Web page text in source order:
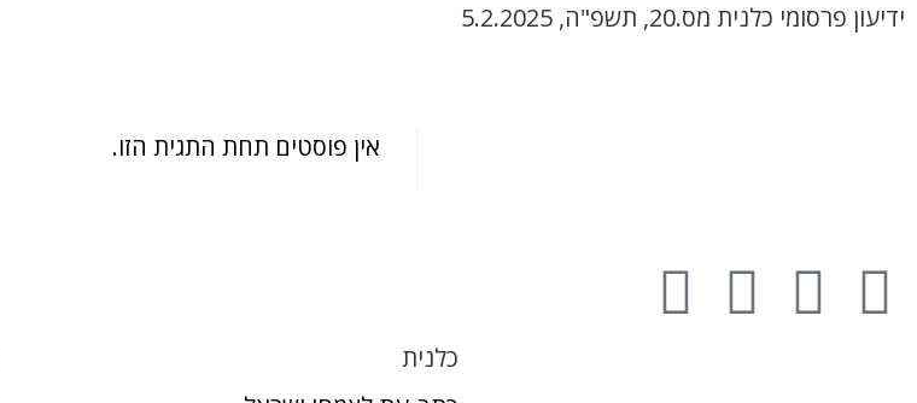
ידיעון פרסומי כלנית מס.20, תשפ"ה, 5.2.2025
אין פוסטים תחת התגית הזו.
כלנית